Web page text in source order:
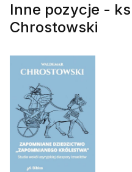
Inne pozycje -
Chrostowski